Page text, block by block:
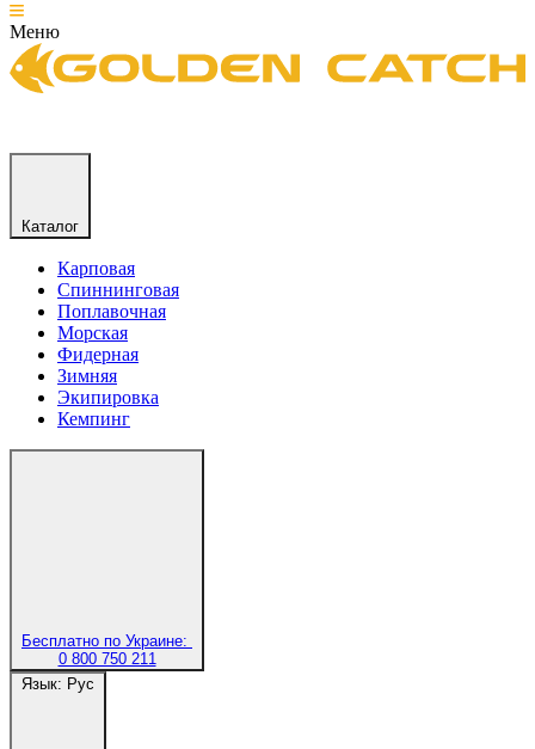
Меню
Каталог
Карповая
Спиннинговая
Поплавочная
Морская
Фидерная
Зимняя
Экипировка
Кемпинг
Бесплатно по Украине:
0 800 750 211
Язык: Рус